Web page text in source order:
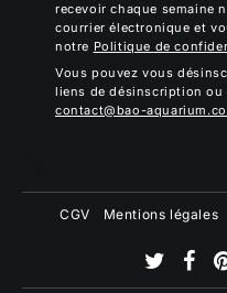
recevoir chaque semaine
courrier électronique et
notre Politique de
Vous pouvez vous
liens de désinscription
contact@bao-
CGV Mentions légales